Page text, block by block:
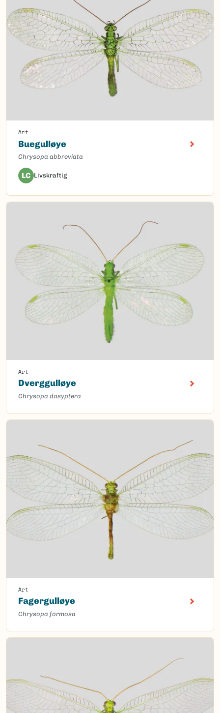
Art
Buegulløye
Chrysopa abbreviata
LC Livskraftig
Art
Dverggulløye
Chrysopa dasyptera
Art
Fagergulløye
Chrysopa formosa